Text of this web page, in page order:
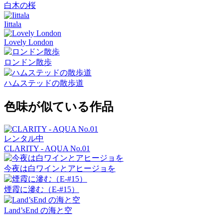
白木の桜
Iittala
Lovely London
ロンドン散歩
ハムステッドの散歩道
色味が似ている作品
レンタル中
CLARITY - AQUA No.01
今夜は白ワインとアヒージョを
煙霞に滲む（E-#15）
Land’sEnd の海と空